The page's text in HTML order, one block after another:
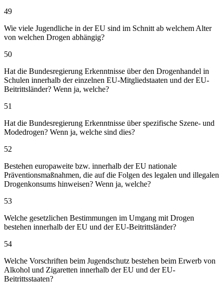
49
Wie viele Jugendliche in der EU sind im Schnitt ab welchem Alter
von welchen Drogen abhängig?
50
Hat die Bundesregierung Erkenntnisse über den Drogenhandel in
Schulen innerhalb der einzelnen EU-Mitgliedstaaten und der EU-
Beitrittsländer? Wenn ja, welche?
51
Hat die Bundesregierung Erkenntnisse über spezifische Szene- und
Modedrogen? Wenn ja, welche sind dies?
52
Bestehen europaweite bzw. innerhalb der EU nationale
Präventionsmaßnahmen, die auf die Folgen des legalen und illegalen
Drogenkonsums hinweisen? Wenn ja, welche?
53
Welche gesetzlichen Bestimmungen im Umgang mit Drogen
bestehen innerhalb der EU und der EU-Beitrittsländer?
54
Welche Vorschriften beim Jugendschutz bestehen beim Erwerb von
Alkohol und Zigaretten innerhalb der EU und der EU-
Beitrittsstaaten?